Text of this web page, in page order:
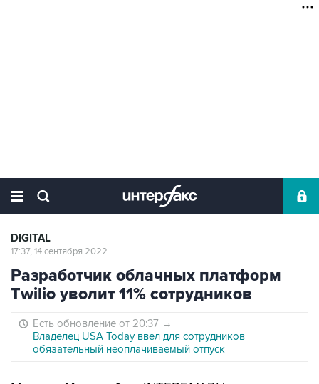
DIGITAL
17:37, 14 сентября 2022
Разработчик облачных платформ
Twilio уволит 11% сотрудников
Есть обновление от 20:37 →
Владелец USA Today ввел для сотрудников
обязательный неоплачиваемый отпуск